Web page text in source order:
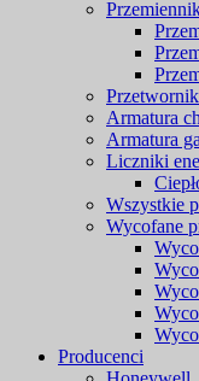
Armatura
Armatura
Liczniki
Wszystkie
Wycofane
Producenci